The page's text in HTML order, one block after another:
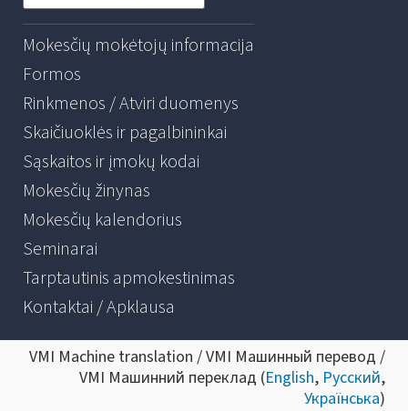
Mokesčių mokėtojų informacija
Formos
Rinkmenos / Atviri duomenys
Skaičiuoklės ir pagalbininkai
Sąskaitos ir įmokų kodai
Mokesčių žinynas
Mokesčių kalendorius
Seminarai
Tarptautinis apmokestinimas
Kontaktai / Apklausa
VMI Machine translation / VMI Машинный перевод /
VMI Машинний переклад (English, Русский,
Українська)